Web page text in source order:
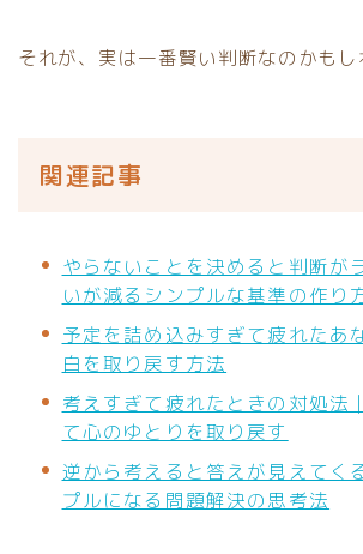
それが、実は一番賢い判断なのかもし
関連記事
やらないことを決めると判断が
いが減るシンプルな基準の作り
予定を詰め込みすぎて疲れたあ
白を取り戻す方法
考えすぎて疲れたときの対処法
て心のゆとりを取り戻す
逆から考えると答えが見えてく
プルになる問題解決の思考法